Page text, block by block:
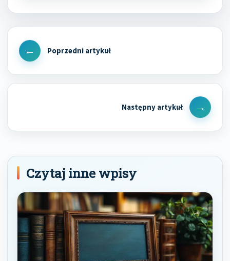
Nawigacja
wpisu
Previous
Next
Post
Czytaj inne wpisy